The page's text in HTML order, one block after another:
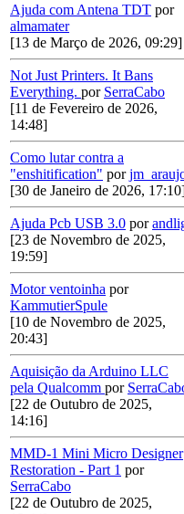
Ajuda com Antena TDT por
almamater
[13 de Março de 2026, 09:29]
Not Just Printers. It Bans
Everything. por SerraCabo
[11 de Fevereiro de 2026,
14:48]
Como lutar contra a
"enshitification" por
[30 de Janeiro de 2026,
Ajuda Pcb USB 3.0 por
[23 de Novembro de 2025,
19:59]
Motor ventoinha por
KammutierSpule
[10 de Novembro de 2025,
20:43]
Aquisição da Arduino LLC
pela Qualcomm por
[22 de Outubro de 2025,
14:16]
MMD-1 Mini Micro Designer
Restoration - Part 1 por
SerraCabo
[22 de Outubro de 2025,